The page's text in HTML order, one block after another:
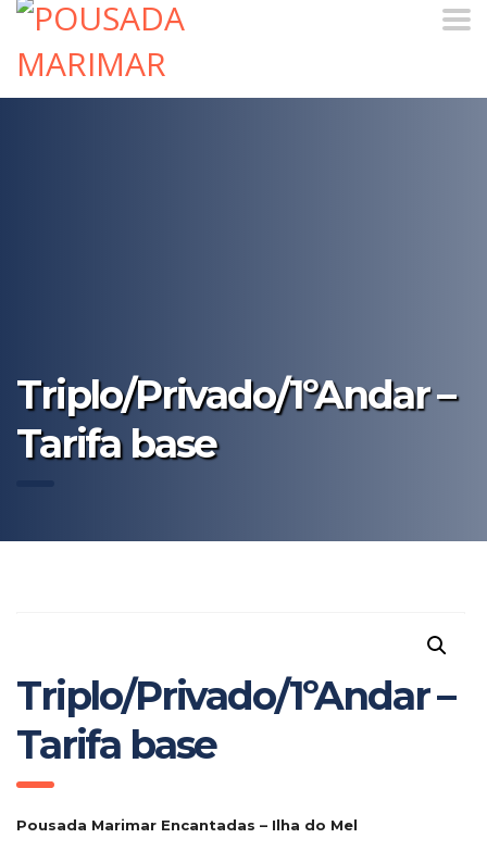
Triplo/Privado/1ºAndar –
Tarifa base
Triplo/Privado/1ºAndar –
Tarifa base
Pousada Marimar Encantadas – Ilha do Mel